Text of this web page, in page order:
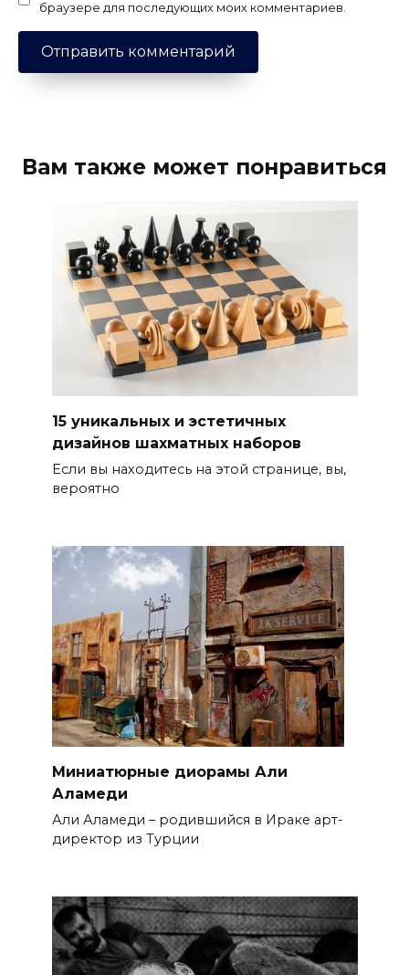
браузере для последующих моих комментариев.
Вам также может понравиться
15 уникальных и эстетичных
дизайнов шахматных наборов
Если вы находитесь на этой странице, вы,
вероятно
Миниатюрные диорамы Али
Аламеди
Али Аламеди – родившийся в Ираке арт-
директор из Турции